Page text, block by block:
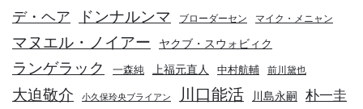
デ・ヘア ドンナルンマ ブローダーセン マイク・メニャン
マヌエル・ノイアー ヤクブ・スウォビィク
ランゲラック 一森純 上福元直人 中村航輔 前川黛也
大迫敬介 小久保玲央ブライアン 川口能活 川島永嗣 朴一圭